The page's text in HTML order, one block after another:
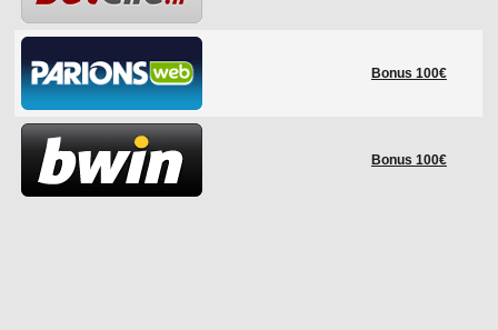
COUPE DES CONFÉDÉRATIONS
Bonus 100€
Bonus 100€